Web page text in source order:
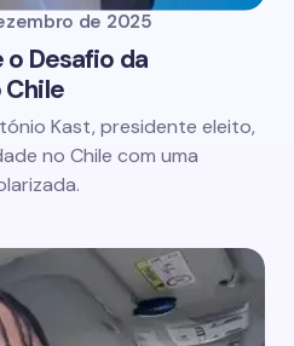
de 2025
Desafio da
Kast, presidente eleito,
no Chile com uma